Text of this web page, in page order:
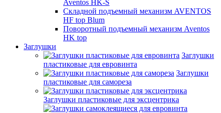
Aventos HK-S
Складной подъемный механизм AVENTOS
HF top Blum
Поворотный подъемный механизм Aventos
HK top
Заглушки
Заглушки
пластиковые для евровинта
Заглушки
пластиковые для самореза
Заглушки пластиковые для эксцентрика